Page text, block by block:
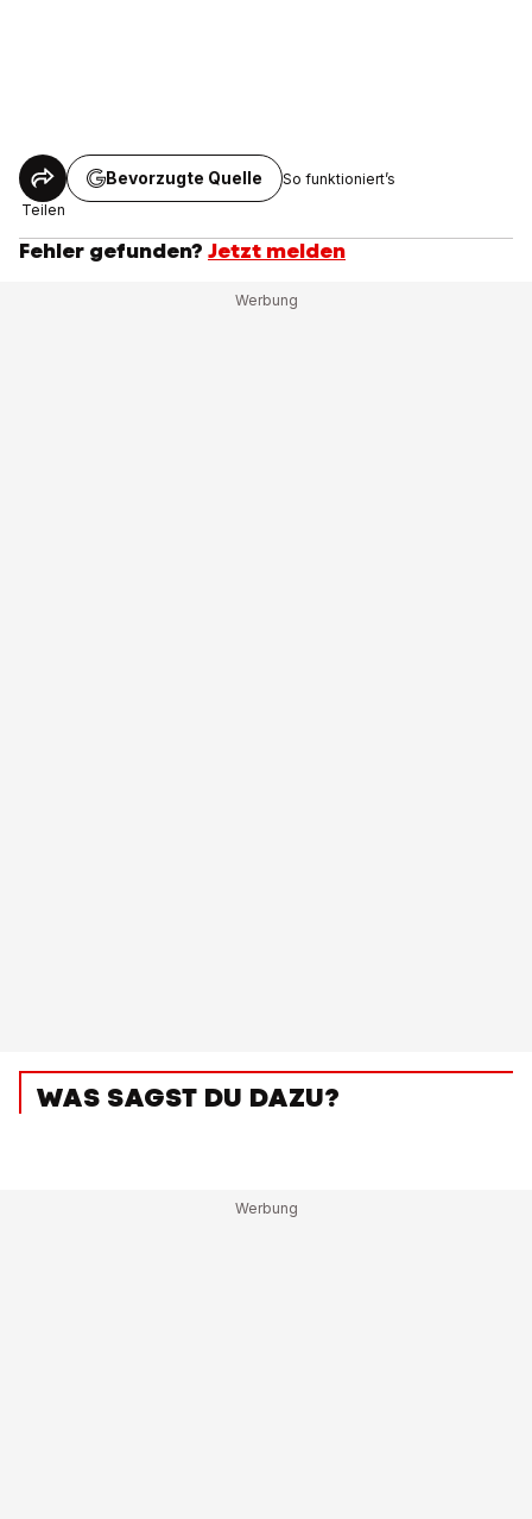
Teilen
Bevorzugte Quelle So funktioniert’s
Fehler gefunden? Jetzt melden
WAS SAGST DU DAZU?